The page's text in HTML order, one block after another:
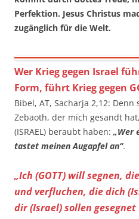
Perfektion. Jesus Christus
zugänglich für die Welt.
Wer Krieg gegen Israel
Form, führt Krieg gegen
Bibel, AT, Sacharja 2,12: Denn
Zebaoth, der mich gesandt
(ISRAEL) beraubt haben: „Wer
tastet meinen Augapfel an“.
„Ich (GOTT) will segnen,
und verfluchen, die dich
dir (Israel) sollen